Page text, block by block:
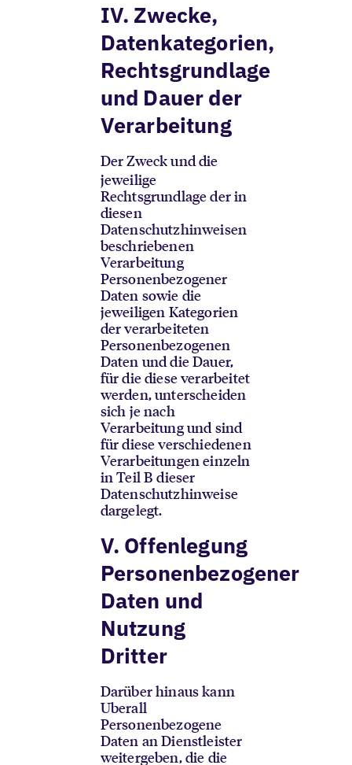
IV. Zwecke,
Datenkategorien,
Rechtsgrundlage
und Dauer der
Verarbeitung
Der Zweck und die
jeweilige
Rechtsgrundlage der in
diesen
Datenschutzhinweisen
beschriebenen
Verarbeitung
Personenbezogener
Daten sowie die
jeweiligen Kategorien
der verarbeiteten
Personenbezogenen
Daten und die Dauer,
für die diese verarbeitet
werden, unterscheiden
sich je nach
Verarbeitung und sind
für diese verschiedenen
Verarbeitungen einzeln
in Teil B dieser
Datenschutzhinweise
dargelegt.
V. Offenlegung
Personenbezogener
Daten und
Nutzung
Dritter
Darüber hinaus kann
Uberall
Personenbezogene
Daten an Dienstleister
weitergeben, die die